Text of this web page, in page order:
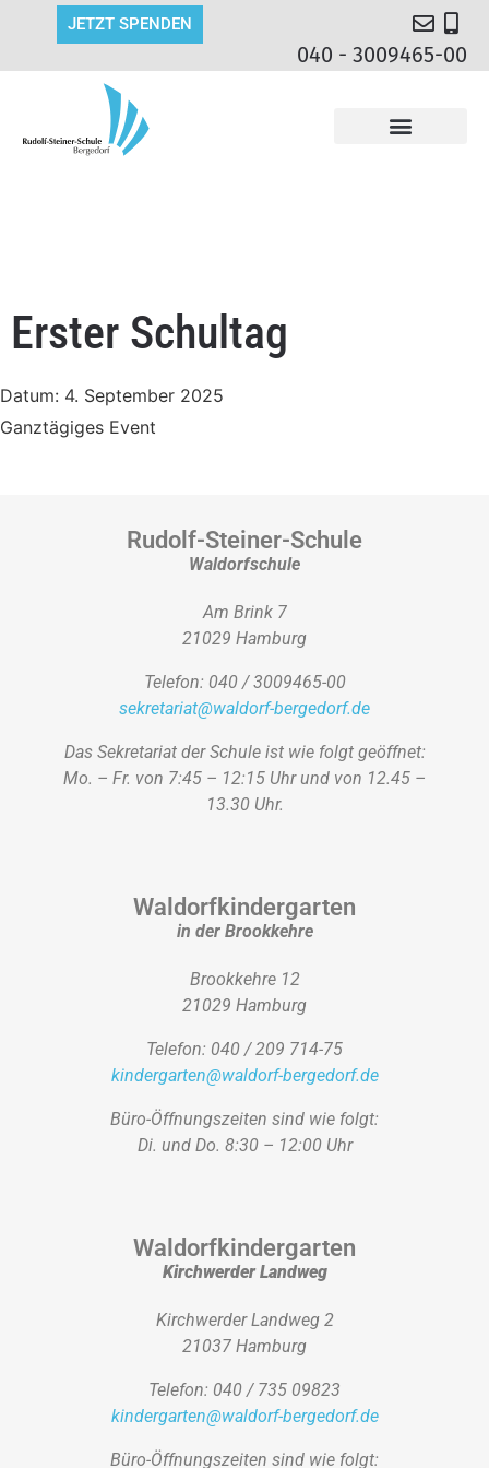
JETZT SPENDEN
040 - 3009465-00
Erster Schultag
Datum: 4. September 2025
Ganztägiges Event
Rudolf-Steiner-Schule
Waldorfschule
Am Brink 7
21029 Hamburg
Telefon: 040 / 3009465-00
sekretariat@waldorf-bergedorf.de
Das Sekretariat der Schule ist wie folgt geöffnet:
Mo. – Fr. von 7:45 – 12:15 Uhr und von 12.45 –
13.30 Uhr.
Waldorfkindergarten
in der Brookkehre
Brookkehre 12
21029 Hamburg
Telefon: 040 / 209 714-75
kindergarten@waldorf-bergedorf.de
Büro-Öffnungszeiten sind wie folgt:
Di. und Do. 8:30 – 12:00 Uhr
Waldorfkindergarten
Kirchwerder Landweg
Kirchwerder Landweg 2
21037 Hamburg
Telefon: 040 / 735 09823
kindergarten@waldorf-bergedorf.de
Büro-Öffnungszeiten sind wie folgt: